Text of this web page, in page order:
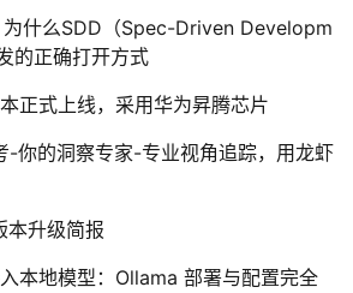
什么SDD（Spec-Driven Developm
的正确打开方式
正式上线，采用华为昇腾芯片
-你的洞察专家-专业视角追踪，用龙虾
升级简报
本地模型：Ollama 部署与配置完全